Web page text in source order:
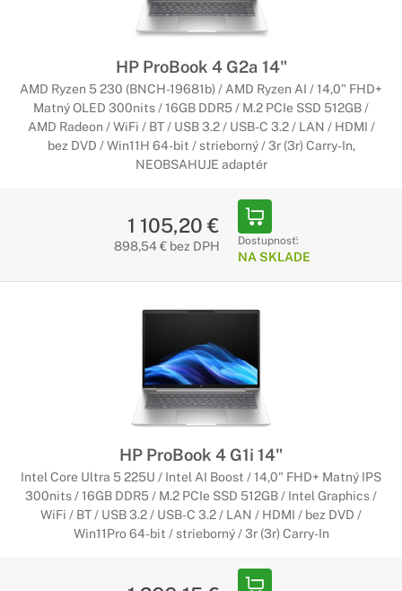
HP ProBook 4 G2a 14"
AMD Ryzen 5 230 (BNCH-19681b) / AMD Ryzen AI / 14,0" FHD+
Matný OLED 300nits / 16GB DDR5 / M.2 PCIe SSD 512GB /
AMD Radeon / WiFi / BT / USB 3.2 / USB-C 3.2 / LAN / HDMI /
bez DVD / Win11H 64-bit / strieborný / 3r (3r) Carry-In,
NEOBSAHUJE adaptér
1 105,20 €
898,54 € bez DPH Dostupnosť:
NA SKLADE
HP ProBook 4 G1i 14"
Intel Core Ultra 5 225U / Intel AI Boost / 14,0" FHD+ Matný IPS
300nits / 16GB DDR5 / M.2 PCIe SSD 512GB / Intel Graphics /
WiFi / BT / USB 3.2 / USB-C 3.2 / LAN / HDMI / bez DVD /
Win11Pro 64-bit / strieborný / 3r (3r) Carry-In